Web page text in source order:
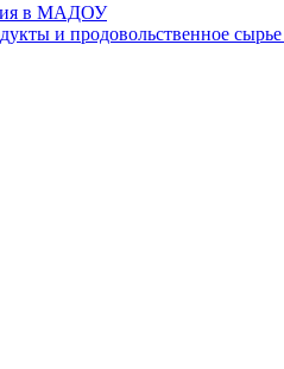
в МАДОУ
и продовольственное